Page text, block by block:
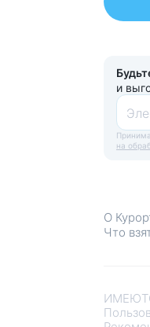
и
на
О
Что